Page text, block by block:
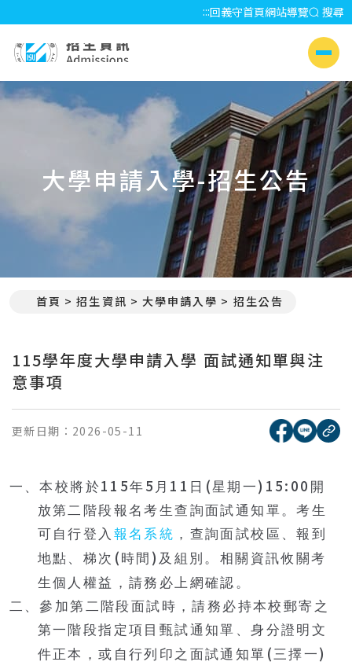
:::回義守首頁網站導覽 搜尋
側選單
大學申請入學-招生公告
首頁 招生資訊 大學申請入學 招生公告
115學年度大學申請入學 面試通知單與注
意事項
更新日期： 2026-05-11 [另開新
[另開
複
一、本校將於115年 5 月 11 日 (星期一 )15:00 開
放第二階段報名考生查詢面試通知單。考生
可自行登入 報名系統 ，查詢面試校區、報到
地點、梯次 ( 時間 ) 及組別。相關資訊攸關考
生個人權益，請務必上網確認。
二、參加第二階段面試時，請務必持本校郵寄之
第一階段指定項目甄試通知單、身分證明文
件正本，或自行列印之面試通知單 (三擇一 )